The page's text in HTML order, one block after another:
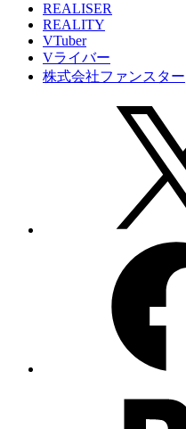
REALISER
REALITY
VTuber
Vライバー
株式会社ファンスター